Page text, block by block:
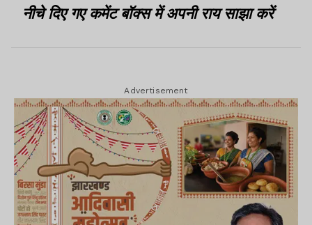
नीचे दिए गए कमेंट बॉक्स में अपनी राय साझा करें
Advertisement